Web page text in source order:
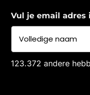
Vul je email
123.372 andere